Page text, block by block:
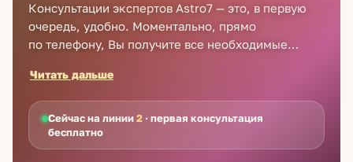
Консультации экспертов Astro7 — это, в первую
очередь, удобно. Моментально, прямо
по телефону, Вы получите все необходимые
деньги — советы специалистов станут Вашей
подсказкой. Советы, как привлечь любовь,
позволят Вам найти свою идеальную половинку
и стать счастливее. Если Вы задались вопросом,
как сохранить семью, советы экспертов помогут
Читать дальше
Сейчас на линии2 · первая консультация
бесплатно